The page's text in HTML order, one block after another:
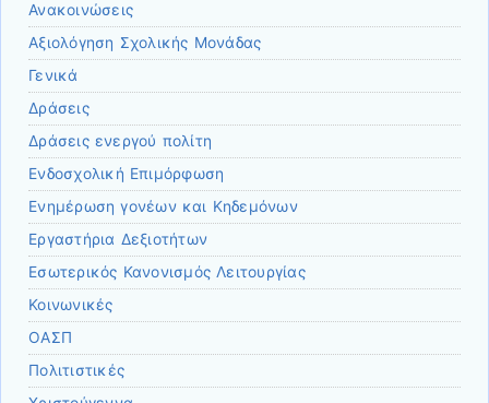
Ανακοινώσεις
Αξιολόγηση Σχολικής Μονάδας
Γενικά
Δράσεις
Δράσεις ενεργού πολίτη
Ενδοσχολική Επιμόρφωση
Ενημέρωση γονέων και Κηδεμόνων
Εργαστήρια Δεξιοτήτων
Εσωτερικός Κανονισμός Λειτουργίας
Κοινωνικές
ΟΑΣΠ
Πολιτιστικές